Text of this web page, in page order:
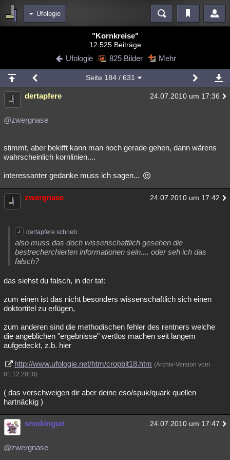
Ufologie
Blogs Videos
Chat Wiki Neuigkeiten
meine Rubriken
Menschen Wissenschaft Mystery Kriminalfälle
Spiritualität
weitere Rubriken
Astronomie Helpdesk Gruppen Gaming Filme
Musik
Übersichten
Besucht Teilgenommen Alle Neue Geschlossen
Lesenswert
"Kornkreise"
12.525 Beiträge
Ufologie 825 Bilder Mehr
Seite 184/ 631
dertapfere 24.07.2010 um 17:36
@zwergnase
stimmt, aber bekifft kann man noch gerade gehen, dann wärens
wahrscheinlich kornlinien....
interessanter gedanke muss ich sagen...
zwergnase 24.07.2010 um 17:42
dertapfere schrieb:
also muss das doch wissenschaftlich gesehen die
bestrecherchierten informationen sein.... oder seh ich das
falsch?
das siehst du falsch, in der tat:
zum einen ist das nicht besonders wissenschaftlich sich einen
doktortitel zu erlügen,
zum anderen sind die methodischen fehler des rentners welche
die angeblichen "ergebnisse" wertlos machen seit langem
aufgedeckt, z.b. hier
http://www.ufologie.net/htm/cropblt18.htm (Archiv-Version vom
01.12.2010)
( das verschweigen dir aber deine eso/spuk/quark quellen
hartnäckig )
smokingun 24.07.2010 um 17:47
@zwergnase